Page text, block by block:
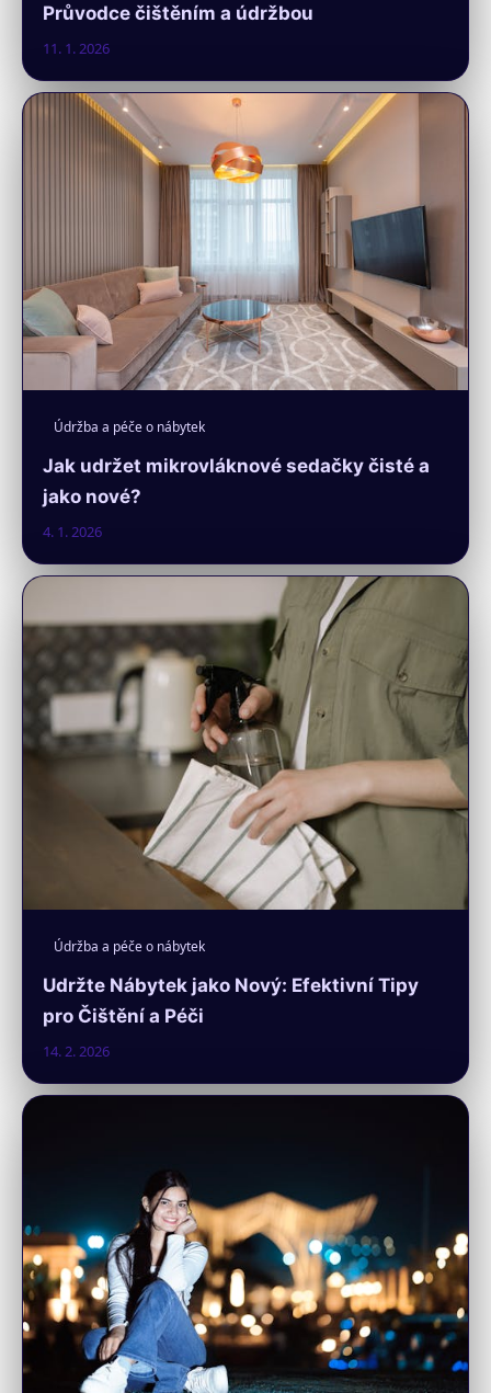
Průvodce čištěním a údržbou
11. 1. 2026
Údržba a péče o nábytek
Jak udržet mikrovláknové sedačky čisté a
jako nové?
4. 1. 2026
Údržba a péče o nábytek
Udržte Nábytek jako Nový: Efektivní Tipy
pro Čištění a Péči
14. 2. 2026